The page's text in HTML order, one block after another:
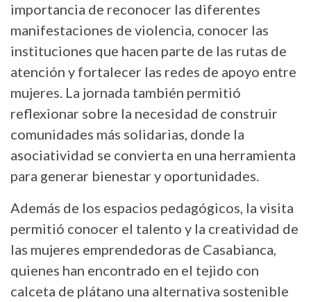
importancia de reconocer las diferentes
manifestaciones de violencia, conocer las
instituciones que hacen parte de las rutas de
atención y fortalecer las redes de apoyo entre
mujeres. La jornada también permitió
reflexionar sobre la necesidad de construir
comunidades más solidarias, donde la
asociatividad se convierta en una herramienta
para generar bienestar y oportunidades.
Además de los espacios pedagógicos, la visita
permitió conocer el talento y la creatividad de
las mujeres emprendedoras de Casabianca,
quienes han encontrado en el tejido con
calceta de plátano una alternativa sostenible